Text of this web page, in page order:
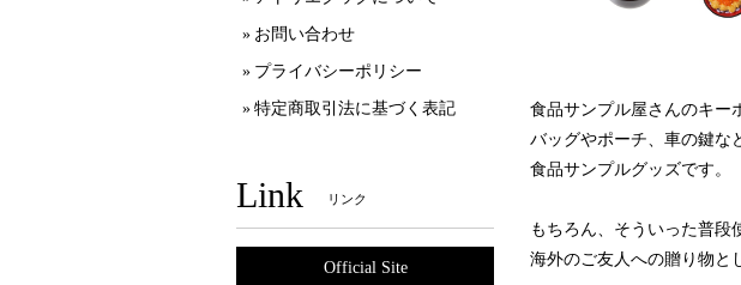
食品サンプル屋さんのキー
バッグやポーチ、車の鍵な
食品サンプルグッズです。
もちろん、そういった普段
海外のご友人への贈り物と
お問い合わせ
プライバシーポリシー
特定商取引法に基づく表記
Link リンク
Official Site